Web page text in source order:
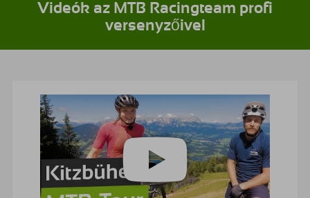
Videók az MTB Racingteam profi
versenyzőivel